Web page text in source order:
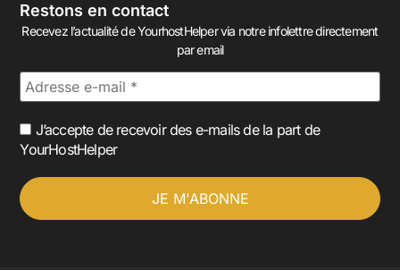
Restons en contact
Recevez l’actualité de YourhostHelper via notre infolettre directement
par email
J’accepte de recevoir des e-mails de la part de
YourHostHelper